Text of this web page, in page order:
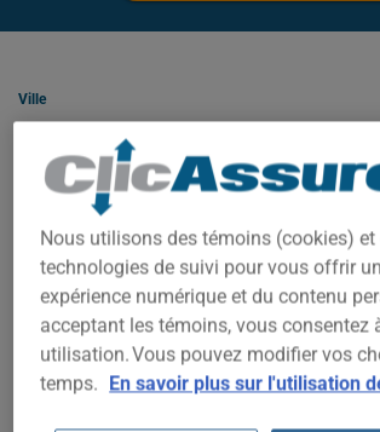
Ville
Type
ASSURANCE HABITATION À
À Val-d'Or, votre prime dépend de plusieurs
de la propriété, le code postal exact, l'année
Nous utilisons des témoins (cookies) et
technologies de suivi pour vous offrir
expérience numérique et du contenu
acceptant les témoins, vous consentez
utilisation. Vous pouvez modifier vos
temps. En savoir plus sur l'utilisation